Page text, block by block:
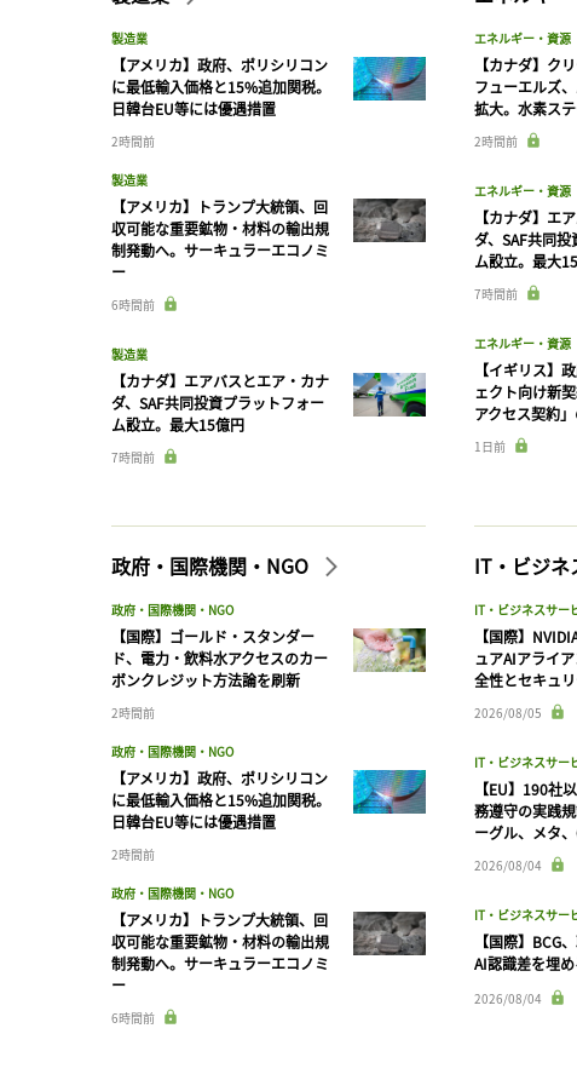
製造業
【アメリカ】政府、ポリシリコン
に最低輸入価格と15%追加関税。
日韓台EU等には優遇措置
2時間前
製造業
【アメリカ】トランプ大統領、回
収可能な重要鉱物・材料の輸出規
制発動へ。サーキュラーエコノミ
ー
6時間前
製造業
【カナダ】エアバスとエア・カナ
ダ、SAF共同投資プラットフォー
ム設立。最大15億円
7時間前
エネルギー・資源
【カナダ】ク
フューエルズ
拡大。水素ス
2時間前
エネルギー・資源
【カナダ】エ
ダ、SAF共同
ム設立。最大
7時間前
エネルギー・資源
【イギリス】
ェクト向け新
アクセス契約
1日前
政府・国際機関・NGO
政府・国際機関・NGO
【国際】ゴールド・スタンダー
ド、電力・飲料水アクセスのカー
ボンクレジット方法論を刷新
2時間前
政府・国際機関・NGO
【アメリカ】政府、ポリシリコン
に最低輸入価格と15%追加関税。
日韓台EU等には優遇措置
2時間前
政府・国際機関・NGO
【アメリカ】トランプ大統領、回
収可能な重要鉱物・材料の輸出規
制発動へ。サーキュラーエコノミ
ー
6時間前
IT・ビジネ
IT・ビジネスサー
【国際】
ュアAIアライ
全性とセキュ
2026/08/05
IT・ビジネスサー
【EU】190社
務遵守の実践
ーグル、メタ
2026/08/04
IT・ビジネスサー
【国際】BCG
AI認識差を埋
2026/08/04